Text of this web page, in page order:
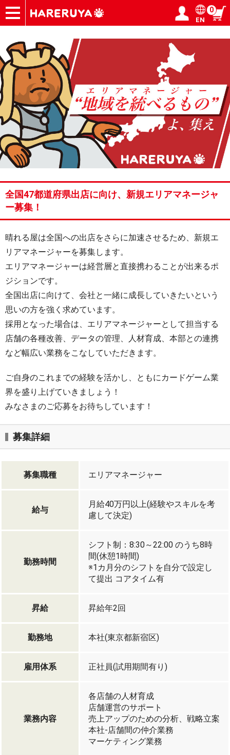
EN
0
全国47都道府県出店に向け、新規エリアマネージャ
ー募集！
晴れる屋は全国への出店をさらに加速させるため、新規エ
リアマネージャーを募集します。
エリアマネージャーは経営層と直接携わることが出来るポ
ジションです。
全国出店に向けて、会社と一緒に成長していきたいという
思いの方を強く求めています。
採用となった場合は、エリアマネージャーとして担当する
店舗の各種改善、データの管理、人材育成、本部との連携
など幅広い業務をこなしていただきます。
ご自身のこれまでの経験を活かし、ともにカードゲーム業
界を盛り上げていきましょう！
みなさまのご応募をお待ちしています！
募集詳細
募集職種 エリアマネージャー
給与
月給40万円以上(経験やスキルを考
慮して決定)
勤務時間
シフト制：8:30～22:00 のうち8時
間(休憩1時間)
※1カ月分のシフトを自分で設定し
て提出 コアタイム有
昇給 昇給年2回
勤務地 本社(東京都新宿区)
雇用体系 正社員(試用期間有り)
業務内容
各店舗の人材育成
店舗運営のサポート
売上アップのための分析、戦略立案
本社-店舗間の仲介業務
マーケティング業務